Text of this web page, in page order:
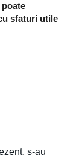
sfaturi utile
s-au